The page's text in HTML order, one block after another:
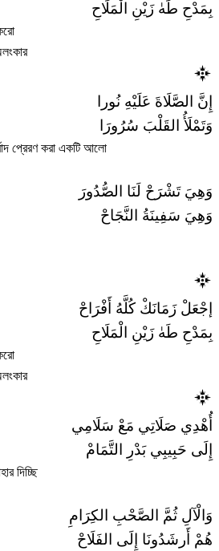
بِمَدْحِ طَهٰ زَيْنِ الْمَلَاحِ
إِنَّ الصَّلَاةَ عَلَيْهِ نُورا
وَتَمْلَأُ القَلْبَ سُرُورَا
প্রেরণ করা একটি আলো
وَهِيَ تَشْرَحْ لَنَا الصُّدُورَ
وَهِيَ سَفِينَةُ النَّجَاحْ
إجْعَلْ زَمَانَكْ كُلَّهُ أَفْرَاحْ
بِمَدْحِ طَهٰ زَيْنِ الْمَلَاحِ
أُهْدِي صَلَاتِي مَعْ سَلَامِي
إِلَى حَبِيبِي بَدْرِ التَّمَامْ
দিচ্ছি
وَالْآلِ ثُمَّ الصَّحْبِ الكِرَامِ
هُمْ أَرشَدُونَا إِلَى الفَلَاحْ